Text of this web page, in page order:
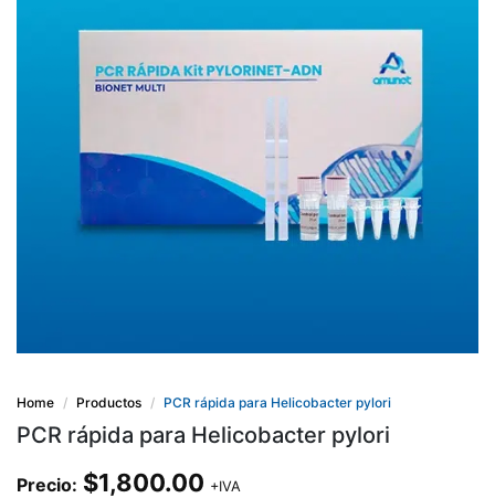
Home Productos PCR rápida para Helicobacter pylori
PCR rápida para Helicobacter pylori
Precio: $1,800.00 +IVA